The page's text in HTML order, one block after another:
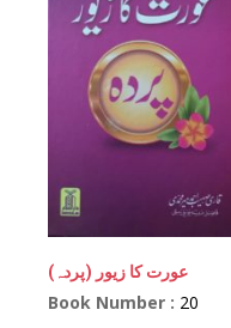
(عورت کا زیور (پردہ
Book Number : 20